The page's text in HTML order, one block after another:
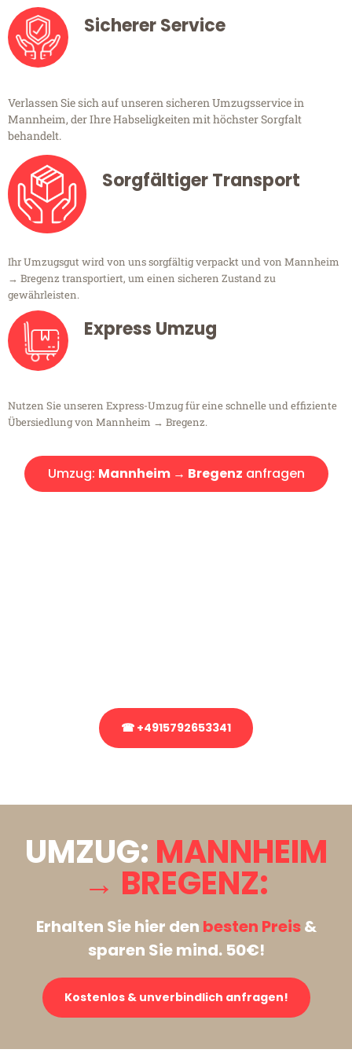
Sicherer Service
Verlassen Sie sich auf unseren sicheren Umzugsservice in
Mannheim, der Ihre Habseligkeiten mit höchster Sorgfalt
behandelt.
Sorgfältiger Transport
Ihr Umzugsgut wird von uns sorgfältig verpackt und von Mannheim
→ Bregenz transportiert, um einen sicheren Zustand zu
gewährleisten.
Express Umzug
Nutzen Sie unseren Express-Umzug für eine schnelle und effiziente
Übersiedlung von Mannheim → Bregenz.
Umzug: Mannheim → Bregenz anfragen
☎ +4915792653341
UMZUG: MANNHEIM
→ BREGENZ:
Erhalten Sie hier den besten Preis&
sparen Sie mind. 50€!
Kostenlos & unverbindlich anfragen!